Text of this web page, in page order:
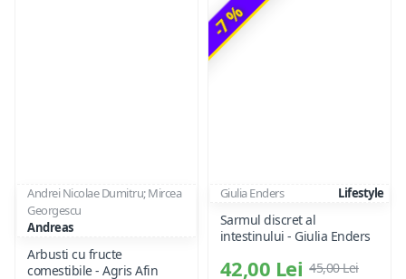
Andrei Nicolae Dumitru; Mircea
Georgescu
Andreas
Arbusti cu fructe
comestibile - Agris Afin
-7 %
Giulia Enders Lifestyle
Sarmul discret al
intestinului - Giulia Enders
42,00 Lei 45,00 Lei